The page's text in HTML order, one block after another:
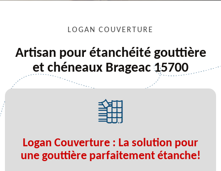
LOGAN COUVERTURE
Artisan pour étanchéité gouttière
et chéneaux Brageac 15700
Logan Couverture : La solution pour
une gouttière parfaitement étanche!